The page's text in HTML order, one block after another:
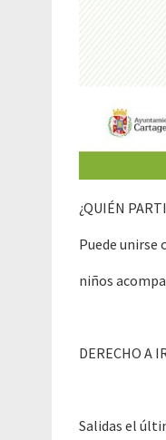
¿QUIÉN
Puede unirse
niños
DERECHO A
Salidas el